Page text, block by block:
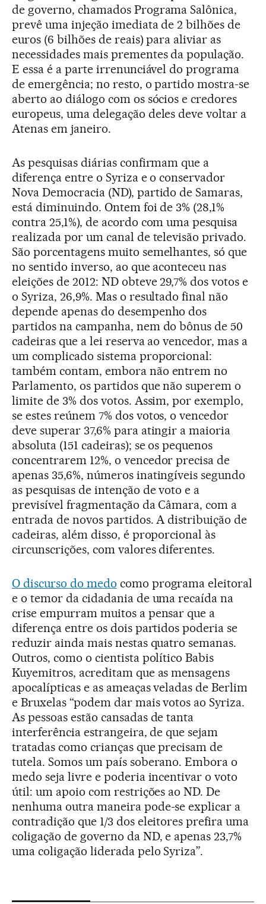
de governo, chamados Programa Salônica,
prevê uma injeção imediata de 2 bilhões de
euros (6 bilhões de reais) para aliviar as
necessidades mais prementes da população.
E essa é a parte irrenunciável do programa
de emergência; no resto, o partido mostra-se
aberto ao diálogo com os sócios e credores
europeus, uma delegação deles deve voltar a
Atenas em janeiro.
As pesquisas diárias confirmam que a
diferença entre o Syriza e o conservador
Nova Democracia (ND), partido de Samaras,
está diminuindo. Ontem foi de 3% (28,1%
contra 25,1%), de acordo com uma pesquisa
realizada por um canal de televisão privado.
São porcentagens muito semelhantes, só que
no sentido inverso, ao que aconteceu nas
eleições de 2012: ND obteve 29,7% dos votos e
o Syriza, 26,9%. Mas o resultado final não
depende apenas do desempenho dos
partidos na campanha, nem do bônus de 50
cadeiras que a lei reserva ao vencedor, mas a
um complicado sistema proporcional:
também contam, embora não entrem no
Parlamento, os partidos que não superem o
limite de 3% dos votos. Assim, por exemplo,
se estes reúnem 7% dos votos, o vencedor
deve superar 37,6% para atingir a maioria
absoluta (151 cadeiras); se os pequenos
concentrarem 12%, o vencedor precisa de
apenas 35,6%, números inatingíveis segundo
as pesquisas de intenção de voto e a
previsível fragmentação da Câmara, com a
entrada de novos partidos. A distribuição de
cadeiras, além disso, é proporcional às
circunscrições, com valores diferentes.
O discurso do medo como programa eleitoral
e o temor da cidadania de uma recaída na
crise empurram muitos a pensar que a
diferença entre os dois partidos poderia se
reduzir ainda mais nestas quatro semanas.
Outros, como o cientista político Babis
Kuyemitros, acreditam que as mensagens
apocalípticas e as ameaças veladas de Berlim
e Bruxelas “podem dar mais votos ao Syriza.
As pessoas estão cansadas de tanta
interferência estrangeira, de que sejam
tratadas como crianças que precisam de
tutela. Somos um país soberano. Embora o
medo seja livre e poderia incentivar o voto
útil: um apoio com restrições ao ND. De
nenhuma outra maneira pode-se explicar a
contradição que 1/3 dos eleitores prefira uma
coligação de governo da ND, e apenas 23,7%
uma coligação liderada pelo Syriza”.